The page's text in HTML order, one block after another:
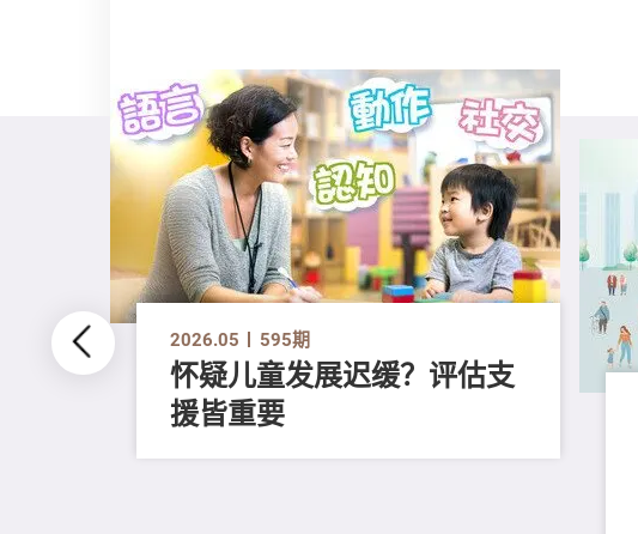
2026.05 595期
怀疑儿童发展迟缓？评估支
援皆重要